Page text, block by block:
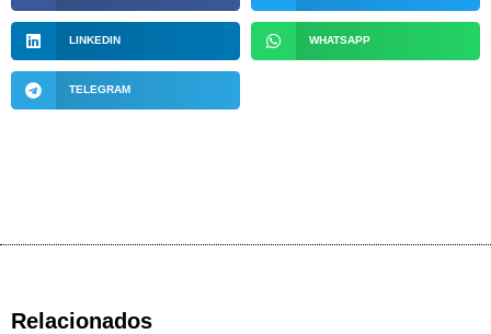
LINKEDIN WHATSAPP
TELEGRAM
Relacionados